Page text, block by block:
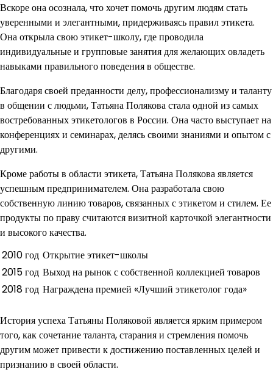
Вскоре она осознала, что хочет помочь другим людям стать
уверенными и элегантными, придерживаясь правил этикета.
Она открыла свою этикет-школу, где проводила
индивидуальные и групповые занятия для желающих овладеть
навыками правильного поведения в обществе.
Благодаря своей преданности делу, профессионализму и таланту
в общении с людьми, Татьяна Полякова стала одной из самых
востребованных этикетологов в России. Она часто выступает на
конференциях и семинарах, делясь своими знаниями и опытом с
другими.
Кроме работы в области этикета, Татьяна Полякова является
успешным предпринимателем. Она разработала свою
собственную линию товаров, связанных с этикетом и стилем. Ее
продукты по праву считаются визитной карточкой элегантности
и высокого качества.
2010 год Открытие этикет-школы
2015 год Выход на рынок с собственной коллекцией товаров
2018 год Награждена премией «Лучший этикетолог года»
История успеха Татьяны Поляковой является ярким примером
того, как сочетание таланта, старания и стремления помочь
другим может привести к достижению поставленных целей и
признанию в своей области.